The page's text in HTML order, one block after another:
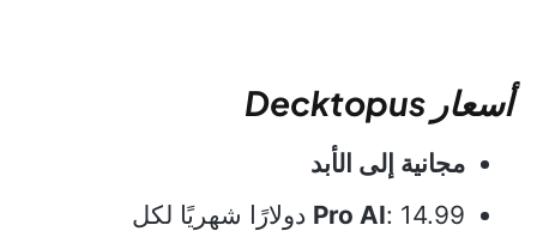
أسعار Decktopus
مجانية إلى الأبد
Pro AI : 14.99 دولارًا شهريًا لكل